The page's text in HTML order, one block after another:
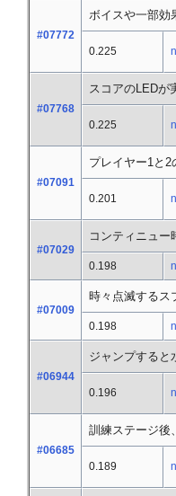
#07772
ボイスや一部効
0.225
#07768
スコアのLEDが
0.225
#07091
プレイヤー1と2
0.201
#07029
コンティニュー
0.198
#07009
時々点滅するス
0.198
#06944
ジャンプすると
0.196
#06685
訓練ステージ後
0.189